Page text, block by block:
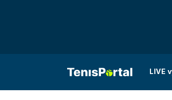
LIVE